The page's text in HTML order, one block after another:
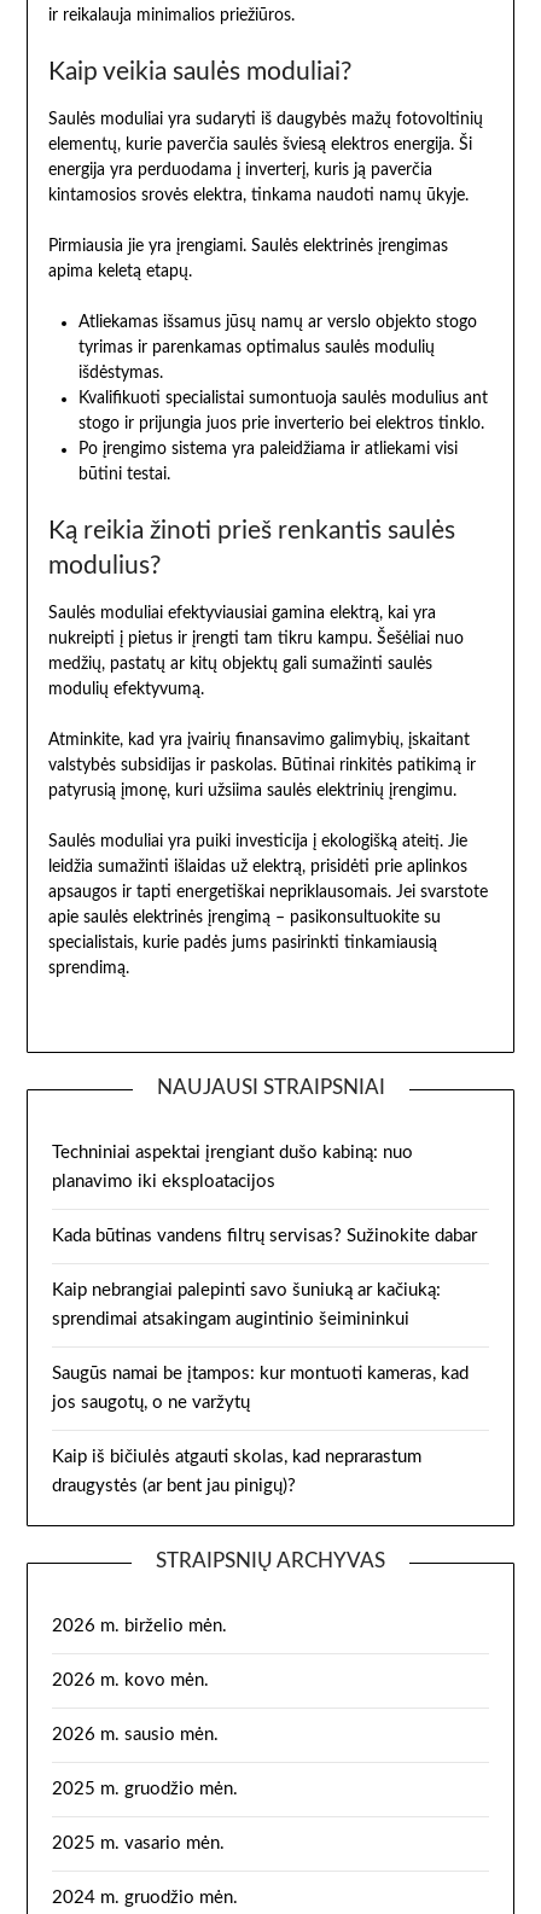
ir reikalauja minimalios priežiūros.
Kaip veikia saulės moduliai?
Saulės moduliai yra sudaryti iš daugybės mažų fotovoltinių
elementų, kurie paverčia saulės šviesą elektros energija. Ši
energija yra perduodama į inverterį, kuris ją paverčia
kintamosios srovės elektra, tinkama naudoti namų ūkyje.
Pirmiausia jie yra įrengiami. Saulės elektrinės įrengimas
apima keletą etapų.
Atliekamas išsamus jūsų namų ar verslo objekto stogo
tyrimas ir parenkamas optimalus saulės modulių
išdėstymas.
Kvalifikuoti specialistai sumontuoja saulės modulius ant
stogo ir prijungia juos prie inverterio bei elektros tinklo.
Po įrengimo sistema yra paleidžiama ir atliekami visi
būtini testai.
Ką reikia žinoti prieš renkantis saulės
modulius?
Saulės moduliai efektyviausiai gamina elektrą, kai yra
nukreipti į pietus ir įrengti tam tikru kampu. Šešėliai nuo
medžių, pastatų ar kitų objektų gali sumažinti saulės
modulių efektyvumą.
Atminkite, kad yra įvairių finansavimo galimybių, įskaitant
valstybės subsidijas ir paskolas. Būtinai rinkitės patikimą ir
patyrusią įmonę, kuri užsiima saulės elektrinių įrengimu.
Saulės moduliai yra puiki investicija į ekologišką ateitį. Jie
leidžia sumažinti išlaidas už elektrą, prisidėti prie aplinkos
apsaugos ir tapti energetiškai nepriklausomais. Jei svarstote
apie saulės elektrinės įrengimą – pasikonsultuokite su
specialistais, kurie padės jums pasirinkti tinkamiausią
sprendimą.
NAUJAUSI STRAIPSNIAI
Techniniai aspektai įrengiant dušo kabiną: nuo
planavimo iki eksploatacijos
Kada būtinas vandens filtrų servisas? Sužinokite dabar
Kaip nebrangiai palepinti savo šuniuką ar kačiuką:
sprendimai atsakingam augintinio šeimininkui
Saugūs namai be įtampos: kur montuoti kameras, kad
jos saugotų, o ne varžytų
Kaip iš bičiulės atgauti skolas, kad neprarastum
draugystės (ar bent jau pinigų)?
STRAIPSNIŲ ARCHYVAS
2026 m. birželio mėn.
2026 m. kovo mėn.
2026 m. sausio mėn.
2025 m. gruodžio mėn.
2025 m. vasario mėn.
2024 m. gruodžio mėn.